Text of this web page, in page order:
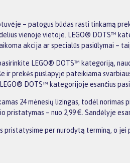
– patogus būdas rasti tinkamą
vienoje vietoje. LEGO® DOTS™
akcija ar specialūs pasiūlymai –
LEGO® DOTS™ kategoriją,
ir prekės puslapyje pateikiama
DOTS™ kategorijoje esančius
24 mėnesių lizingas, todėl
– nuo 2,99 €. Sandėlyje
pristatysime per nurodytą terminą, o